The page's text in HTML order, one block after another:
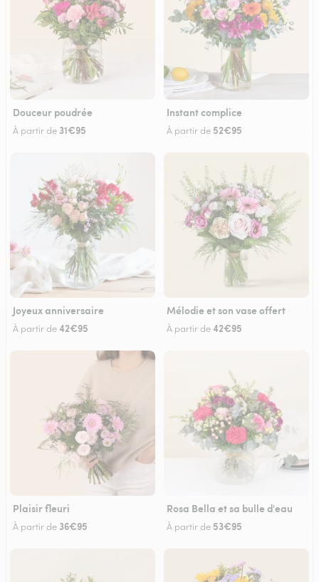
Douceur poudrée
À partir de 31€95
Instant complice
À partir de 52€95
Joyeux anniversaire
À partir de42€95
Mélodie et son vase offert
À partir de42€95
Plaisir fleuri
À partir de 36€95
Rosa Bella et sa bulle d'eau
À partir de 53€95